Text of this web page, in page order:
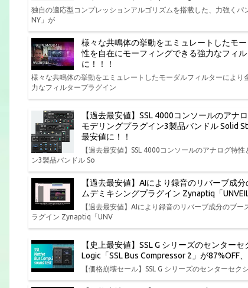
独自の適応型コンプレッションアルゴリズムを搭載した、力強く
NY」が
様々な共鳴体の挙動をエミュレートしたモ
性を自在にモーフィングできる強力なフィ
に！！！
様々な共鳴体の挙動をエミュレートしたモーダルフィルターによ
力なフィルタープラグイン
【過去最安値】SSL 4000コンソールのア
モデリングプラグイン3製品バンドル Solid
最安値に！！
【過去最安値】SSL 4000コンソールのアナログ特
ン3製品バンドル So
【過去最安値】AIにより録音のリバーブ成
ムデミキシングプラグイン Zynaptiq「
【過去最安値】AIにより録音のリバーブ成分のブ
ラグイン Zynaptiq「UNV
【史上最安値】SSL G シリーズのセンター
Logic「SSL Bus Compressor 2」が87%OFF
【価格崩壊セール】SSL G シリーズのセンターセ